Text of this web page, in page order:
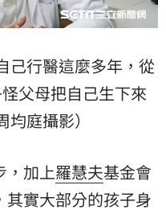
行醫這麼多年，從
父母把自己生下來
庭攝影）
，加上羅慧夫基金會
實大部分的孩子身